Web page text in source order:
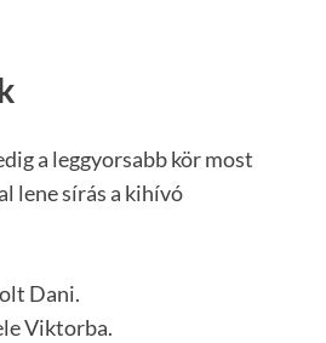
a leggyorsabb kör most
lene sírás a kihívó
Dani.
Viktorba.